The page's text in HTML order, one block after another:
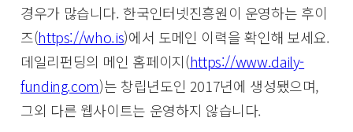
경우가 많습니다. 한국인터넷진흥원이 운영하는 후이
즈(https://who.is)에서 도메인 이력을 확인해 보세요.
데일리펀딩의 메인 홈페이지(https://www.daily-
funding.com)는 창립년도인 2017년에 생성됐으며,
그외 다른 웹사이트는 운영하지 않습니다.